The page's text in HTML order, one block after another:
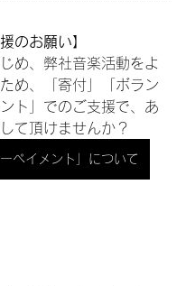
のお願い】
め、弊社音楽活動をよ
め、「寄付」「ボラン
ト」でのご支援で、あ
て頂けませんか？
ーペイメント」について